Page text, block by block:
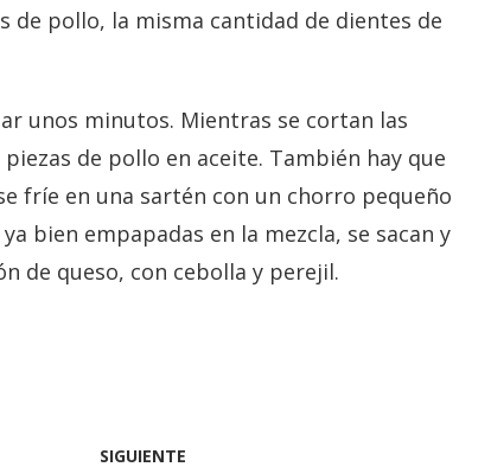
de pollo, la misma cantidad de dientes de
unos minutos. Mientras se cortan las
de pollo en aceite. También hay que
fríe en una sartén con un chorro pequeño
bien empapadas en la mezcla, se sacan y
de queso, con cebolla y perejil.
SIGUIENTE